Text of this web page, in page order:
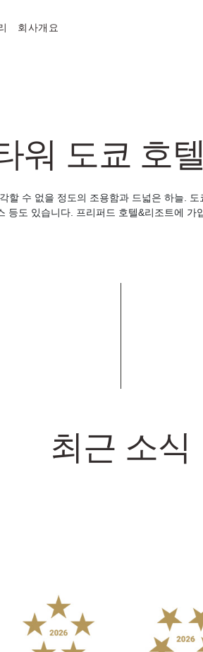
회사개요
워 도쿄 호텔
할 수 없을 정도의 조용함과 드넓은 하늘.
등도 있습니다. 프리퍼드 호텔&리조트에
최근 소식